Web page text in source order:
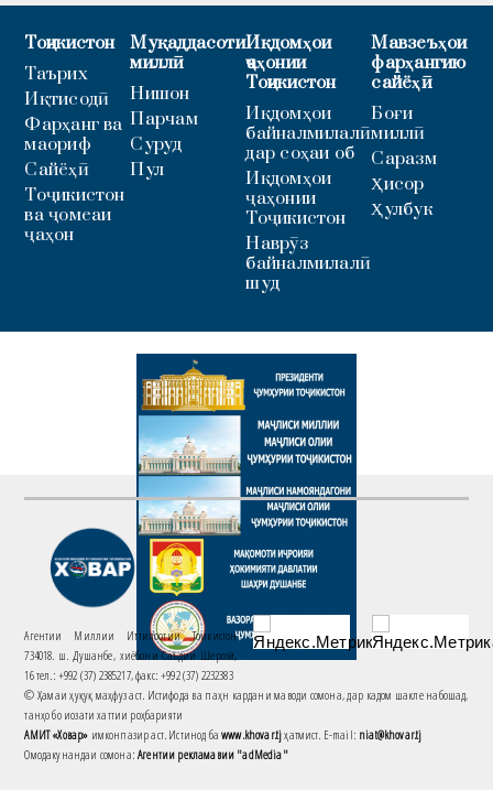
Тоҷикистон
Таърих
Иқтисодӣ
Фарҳанг ва
маориф
Сайёҳӣ
Тоҷикистон
ва ҷомеаи
ҷаҳон
Муқаддасоти
миллӣ
Нишон
Парчам
Суруд
Пул
Иқдомҳои
ҷаҳонии
Тоҷикистон
Иқдомҳои
байналмилалӣ
дар соҳаи об
Иқдомҳои
ҷаҳонии
Тоҷикистон
Наврӯз
байналмилалӣ
шуд
Мавзеъҳои
фарҳангию
сайёҳӣ
Боғи
миллӣ
Саразм
Ҳисор
Ҳулбук
Агентии Миллии Иттилоотии Тоҷикистон
734018. ш. Душанбе, хиёбони Саъдии Шерозӣ,
16 тел.: +992 (37) 2385217, факс: +992 (37) 2232383
© Ҳамаи ҳуқуқ маҳфуз аст. Истифода ва паҳн кардани маводи сомона, дар кадом шакле набошад,
танҳо бо иҷозати хаттии роҳбарияти
АМИТ «Ховар» имконпазир аст. Истинод баwww.khovar.tjҳатмист. E-mail: niat@khovar.tj
Омодакунандаи сомона:Агентии рекламавии "adMedia"